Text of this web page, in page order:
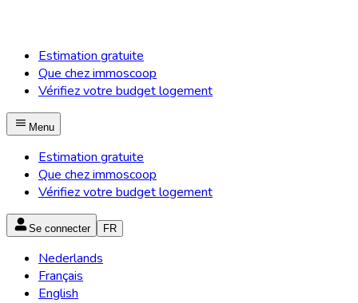
Estimation gratuite
Que chez immoscoop
Vérifiez votre budget logement
Menu
Estimation gratuite
Que chez immoscoop
Vérifiez votre budget logement
Se connecter FR
Nederlands
Français
English